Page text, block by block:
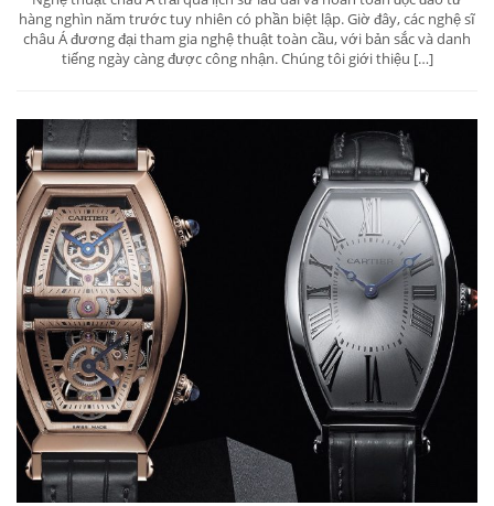
hàng nghìn năm trước tuy nhiên có phần biệt lập. Giờ đây, các nghệ sĩ
châu Á đương đại tham gia nghệ thuật toàn cầu, với bản sắc và danh
tiếng ngày càng được công nhận. Chúng tôi giới thiệu […]